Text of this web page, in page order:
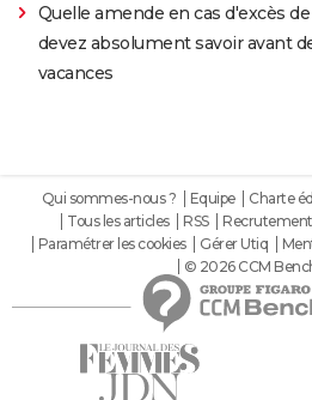
Quelle amende en cas d'excès
devez absolument savoir avant
vacances
Qui sommes-nous ? Equipe Charte
Tous les articles
RSS Recrutement
Paramétrer les cookies
Gérer Utiq
© 2026 CCM